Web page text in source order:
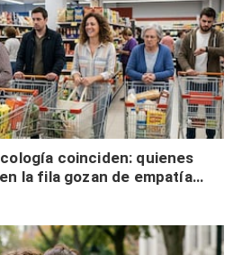
coinciden: quienes
la fila gozan de empatía
solo tienen autocontrol